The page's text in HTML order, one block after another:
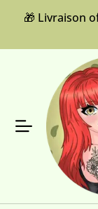
🎁 Livraison